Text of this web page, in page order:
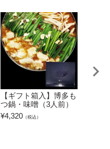
【ギフト箱入】博多も
つ鍋・味噌（3人前）
¥4,320 （税込）